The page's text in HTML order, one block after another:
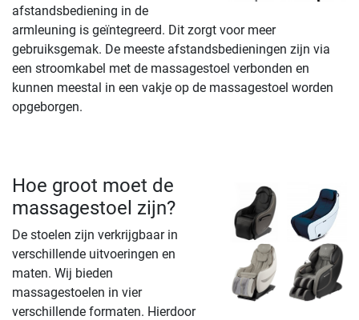
afstandsbediening in de
armleuning is geïntegreerd. Dit zorgt voor meer
gebruiksgemak. De meeste afstandsbedieningen zijn via
een stroomkabel met de massagestoel verbonden en
kunnen meestal in een vakje op de massagestoel worden
opgeborgen.
Hoe groot moet de
massagestoel zijn?
De stoelen zijn verkrijgbaar in
verschillende uitvoeringen en
maten. Wij bieden
massagestoelen in vier
verschillende formaten. Hierdoor